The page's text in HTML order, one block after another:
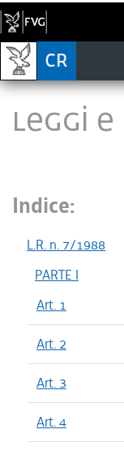
LEGGI
Indice:
L.R. n. 7/1988
PARTE I
Art. 1
Art. 2
Art. 3
Art. 4